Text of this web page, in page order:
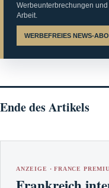
Werbeunterbrechungen
Arbeit.
WERBEFREIES NEWS-
Ende des Artikels
ANZEIGE · FRANCE